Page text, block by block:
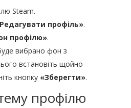
Steam.
профіль».
профілю».
вибрано фон з
встановіть щойно
кнопку «Зберегти».
профілю